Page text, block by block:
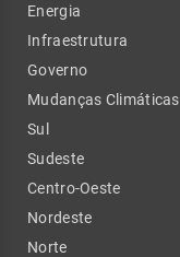
Energia
Infraestrutura
Governo
Mudanças Climáticas
Sul
Sudeste
Centro-Oeste
Nordeste
Norte